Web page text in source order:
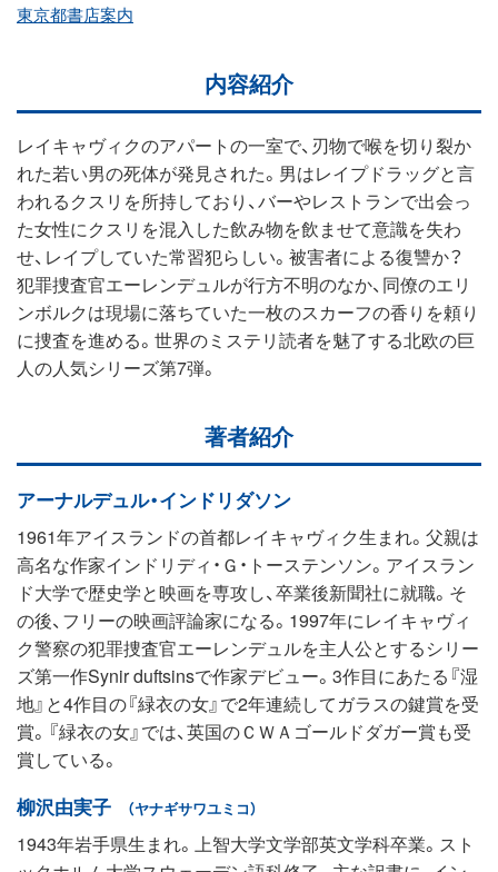
東京都書店案内
内容紹介
レイキャヴィクのアパートの一室で、刃物で喉を切り裂か
れた若い男の死体が発見された。男はレイプドラッグと言
われるクスリを所持しており、バーやレストランで出会っ
た女性にクスリを混入した飲み物を飲ませて意識を失わ
せ、レイプしていた常習犯らしい。被害者による復讐か？
犯罪捜査官エーレンデュルが行方不明のなか、同僚のエリ
ンボルクは現場に落ちていた一枚のスカーフの香りを頼り
に捜査を進める。世界のミステリ読者を魅了する北欧の巨
人の人気シリーズ第7弾。
著者紹介
アーナルデュル・インドリダソン
1961年アイスランドの首都レイキャヴィク生まれ。父親は
高名な作家インドリディ・Ｇ・トーステンソン。アイスラン
ド大学で歴史学と映画を専攻し、卒業後新聞社に就職。そ
の後、フリーの映画評論家になる。1997年にレイキャヴィ
ク警察の犯罪捜査官エーレンデュルを主人公とするシリー
ズ第一作Synir duftsinsで作家デビュー。3作目にあたる『湿
地』と4作目の『緑衣の女』で2年連続してガラスの鍵賞を受
賞。『緑衣の女』では、英国のＣＷＡゴールドダガー賞も受
賞している。
柳沢由実子 （ヤナギサワユミコ）
1943年岩手県生まれ。上智大学文学部英文学科卒業。スト